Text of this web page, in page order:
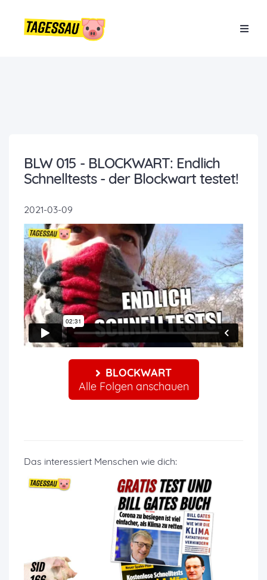
BLW 015 - BLOCKWART: Endlich
Schnelltests - der Blockwart testet!
2021-03-09
BLOCKWART
Alle Folgen anschauen
Das interessiert Menschen wie dich: